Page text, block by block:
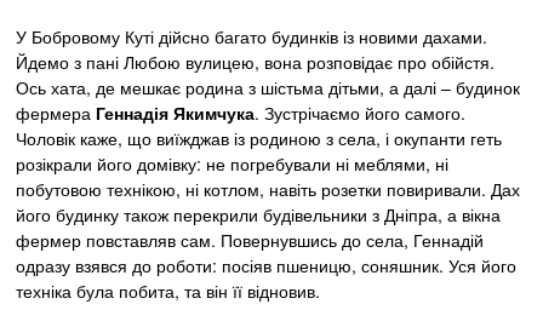
У Бобровому Куті дійсно багато будинків із новими дахами.
Йдемо з пані Любою вулицею, вона розповідає про обійстя.
Ось хата, де мешкає родина з шістьма дітьми, а далі – будинок
фермера Геннадія Якимчука. Зустрічаємо його самого.
Чоловік каже, що виїжджав із родиною з села, і окупанти геть
розікрали його домівку: не погребували ні меблями, ні
побутовою технікою, ні котлом, навіть розетки повиривали. Дах
його будинку також перекрили будівельники з Дніпра, а вікна
фермер повставляв сам. Повернувшись до села, Геннадій
одразу взявся до роботи: посіяв пшеницю, соняшник. Уся його
техніка була побита, та він її відновив.